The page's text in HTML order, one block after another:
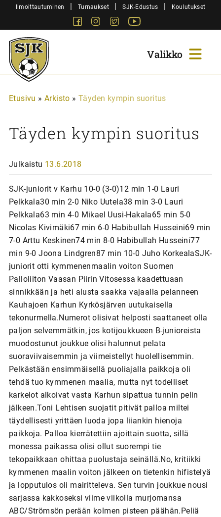
SiirryIlmoittautuminen | Turnaukset | SJK-Edustus | Koulutukset
FacebookInstagram
Twitter
Sjk-
Juniorit
Etusivu » Arkisto » Täyden kympin suoritus
Täyden kympin suoritus
Julkaistu 13.6.2018
SJK-juniorit v Karhu 10-0 (3-0)12 min 1-0 Lauri
Pelkkala30 min 2-0 Niko Uutela38 min 3-0 Lauri
Pelkkala63 min 4-0 Mikael Uusi-Hakala65 min 5-0
Nicolas Kivimäki67 min 6-0 Habibullah Husseini69 min
7-0 Arttu Keskinen74 min 8-0 Habibullah Husseini77
min 9-0 Joona Lindgren87 min 10-0 Juho KorkealaSJK-
juniorit otti kymmenenmaalin voiton Suomen
Palloliiton Vaasan Piirin Vitosessa kaadettuaan
sinnikkään ja heti alusta saakka vajaalla pelanneen
Kauhajoen Karhun Kyrkösjärven uutukaisella
tekonurmella.Numerot olisivat helposti saattaneet olla
paljon selvemmätkin, jos kotijoukkueen B-junioreista
muodostunut joukkue olisi halunnut pelata
suoraviivaisemmin ja viimeistellyt huolellisemmin.
Pelkästään ensimmäisellä puoliajalla paikkoja oli
tehdä tuo kymmenen maalia, mutta nyt todelliset
karkelot alkoivat vasta Karhun sipattua tunnin pelin
jälkeen.Toni Lehtisen suojatit pitivät palloa miltei
täydellisesti yrittäen luoda jopa liiankin hienoja
paikkoja. Palloa kierrätettiin ajoittain suotta, sillä
monessa paikassa olisi ollut suorempi tie
tekopaikkaan ohittaa puolustaja seinällä.No, kritiikki
kymmenen maalin voiton jälkeen on tietenkin hifistelyä
ja lopputulos oli mairitteleva. Sen turvin joukkue nousi
sarjassa kakkoseksi viime viikolla murjomansa
ABC/Strömsön perään kolmen pisteen päähän.Peliä